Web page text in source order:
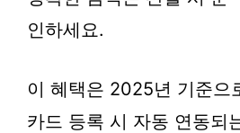
인하세요.
이 혜택은 2025년 기준으
카드 등록 시 자동 연동되